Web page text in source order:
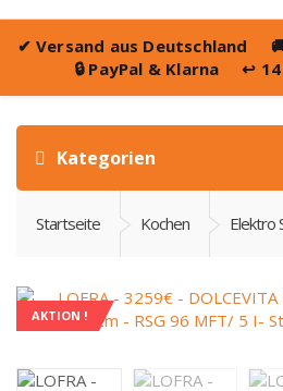
✔ Versand aus Deutschland
🔒 PayPal & Klarna ↩️
Kategorien
Startseite Kochen Elektro
AKTION !